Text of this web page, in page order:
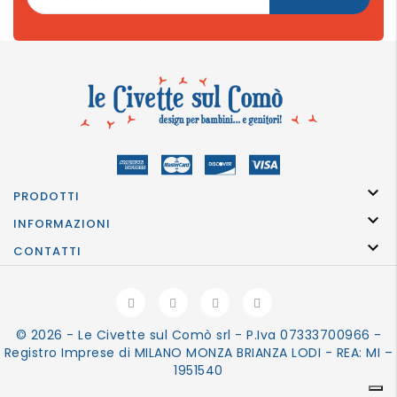
PRODOTTI 
INFORMAZIONI 
CONTATTI 
© 2026 - Le Civette sul Comò srl - P.Iva 07333700966 -
Registro Imprese di MILANO MONZA BRIANZA LODI - REA: MI –
1951540